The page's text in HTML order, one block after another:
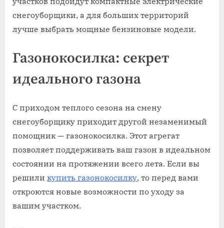
снегоуборщики, а для больших территорий
лучше выбрать мощные бензиновые модели.
Газонокосилка: секрет
идеального газона
С приходом теплого сезона на смену
снегоуборщику приходит другой незаменимый
помощник — газонокосилка. Этот агрегат
позволяет поддерживать ваш газон в идеальном
состоянии на протяжении всего лета. Если вы
решили купить газонокосилку, то перед вами
откроются новые возможности по уходу за
вашим участком.